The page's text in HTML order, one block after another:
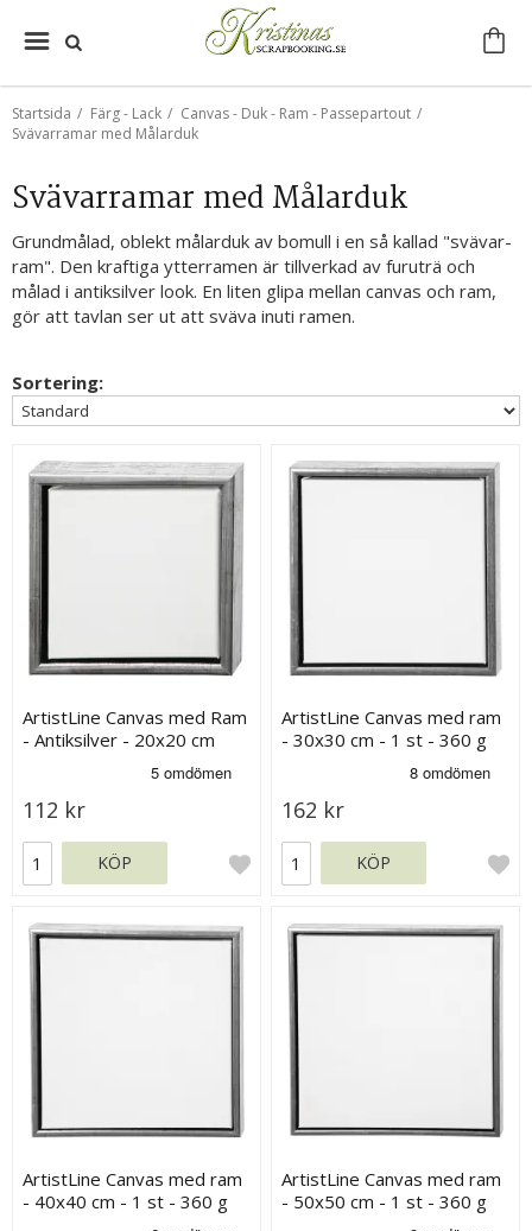
Startsida / Färg - Lack / Canvas - Duk - Ram - Passepartout /
Svävarramar med Målarduk
Svävarramar med Målarduk
Grundmålad, oblekt målarduk av bomull i en så kallad "svävar-
ram". Den kraftiga ytterramen är tillverkad av furuträ och
målad i antiksilver look. En liten glipa mellan canvas och ram,
gör att tavlan ser ut att sväva inuti ramen.
Sortering:
ArtistLine Canvas med Ram
- Antiksilver - 20x20 cm
112 kr
KÖP
ArtistLine Canvas med ram
- 30x30 cm - 1 st - 360 g
162 kr
KÖP
ArtistLine Canvas med ram
- 40x40 cm - 1 st - 360 g
ArtistLine Canvas med ram
- 50x50 cm - 1 st - 360 g